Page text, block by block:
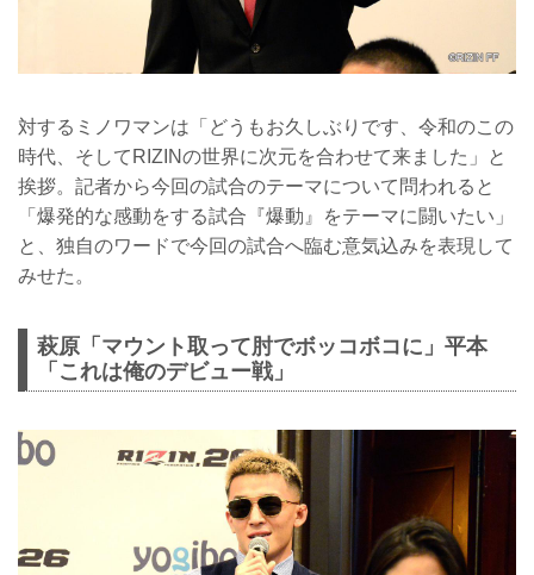
対するミノワマンは「どうもお久しぶりです、令和のこの
時代、そしてRIZINの世界に次元を合わせて来ました」と
挨拶。記者から今回の試合のテーマについて問われると
「爆発的な感動をする試合『爆動』をテーマに闘いたい」
と、独自のワードで今回の試合へ臨む意気込みを表現して
みせた。
萩原「マウント取って肘でボッコボコに」平本
「これは俺のデビュー戦」